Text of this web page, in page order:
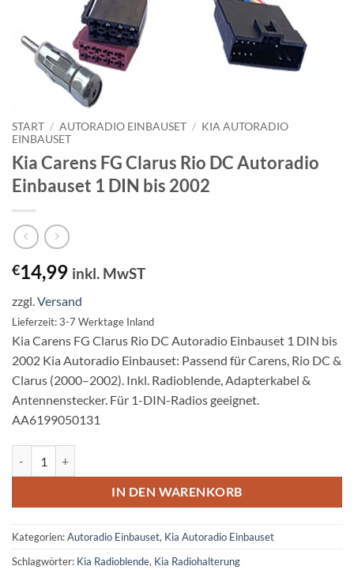
START / AUTORADIO EINBAUSET / KIA AUTORADIO
EINBAUSET
Kia Carens FG Clarus Rio DC Autoradio
Einbauset 1 DIN bis 2002
€14,99 inkl. MwST
zzgl. Versand
Lieferzeit: 3-7 Werktage Inland
Kia Carens FG Clarus Rio DC Autoradio Einbauset 1 DIN bis
2002 Kia Autoradio Einbauset: Passend für Carens, Rio DC &
Clarus (2000–2002). Inkl. Radioblende, Adapterkabel &
Antennenstecker. Für 1-DIN-Radios geeignet.
AA6199050131
IN DEN WARENKORB
Kategorien:Autoradio Einbauset, Kia Autoradio Einbauset
Schlagwörter: Kia Radioblende, Kia Radiohalterung